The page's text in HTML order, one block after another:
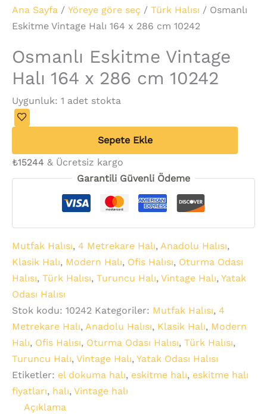
Ana Sayfa / Yöreye göre seç / Türk Halısı / Osmanlı
Eskitme Vintage Halı 164 x 286 cm 10242
Osmanlı Eskitme Vintage
Halı 164 x 286 cm 10242
Uygunluk: 1 adet stokta
Sepete Ekle
₺15244 & Ücretsiz kargo
Garantili Güvenli Ödeme
Mutfak Halısı, 4 Metrekare Halı, Anadolu Halısı,
Klasik Halı, Modern Halı, Ofis Halısı, Oturma Odası
Halısı, Türk Halısı, Turuncu Halı, Vintage Halı, Yatak
Odası Halısı
Stok kodu: 10242 Kategoriler: Mutfak Halısı, 4
Metrekare Halı, Anadolu Halısı, Klasik Halı, Modern
Halı, Ofis Halısı, Oturma Odası Halısı, Türk Halısı,
Turuncu Halı, Vintage Halı, Yatak Odası Halısı
Etiketler: el dokuma halı, eskitme halı, eskitme halı
fiyatları, halı, Vintage halı
Açıklama